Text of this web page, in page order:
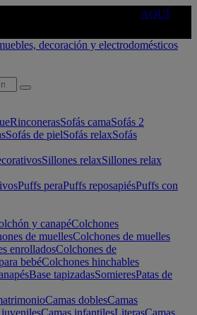
AQUÍ
RinconerasSofás camaSofás 2
Sofás de pielSofás relaxSofás
Sillones relaxSillones relax
Puffs peraPuffs reposapiésPuffs con
y canapéColchones
de muellesColchones de muelles
enrolladosColchones de
bebéColchones hinchables
Base tapizadasSomieresPatas de
Camas doblesCamas
Camas infantilesLiterasCamas